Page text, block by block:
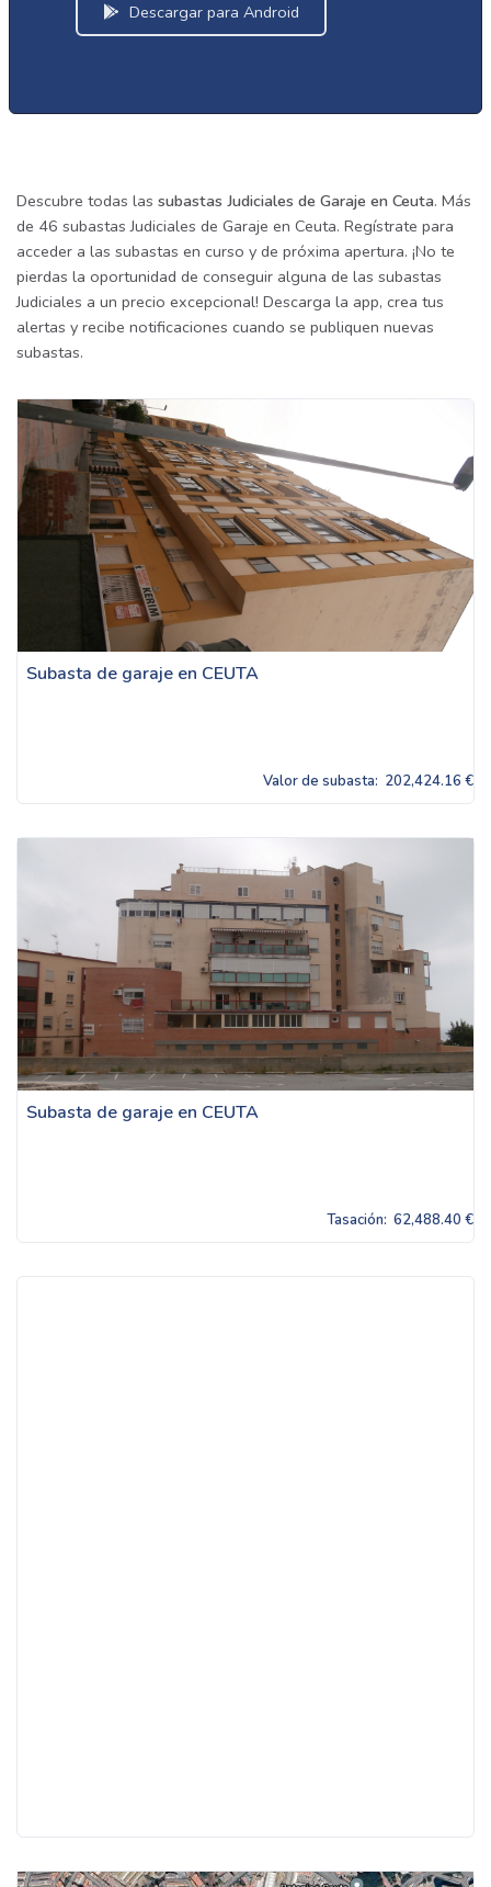
Descargar para Android
Descubre todas las subastas Judiciales de Garaje en Ceuta. Más
de 46 subastas Judiciales de Garaje en Ceuta. Regístrate para
acceder a las subastas en curso y de próxima apertura. ¡No te
pierdas la oportunidad de conseguir alguna de las subastas
Judiciales a un precio excepcional! Descarga la app, crea tus
alertas y recibe notificaciones cuando se publiquen nuevas
subastas.
Subasta de garaje en CEUTA
Valor de subasta: 202,424.16 €
Subasta de garaje en CEUTA
Tasación: 62,488.40 €